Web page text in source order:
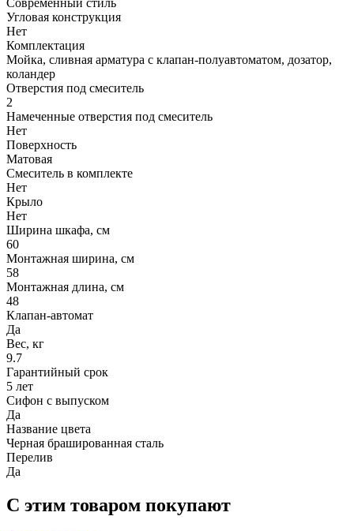
Современный стиль
Угловая конструкция
Нет
Комплектация
Мойка, сливная арматура с клапан-полуавтоматом, дозатор,
коландер
Отверстия под смеситель
2
Намеченные отверстия под смеситель
Нет
Поверхность
Матовая
Смеситель в комплекте
Нет
Крыло
Нет
Ширина шкафа, см
60
Монтажная ширина, см
58
Монтажная длина, см
48
Клапан-автомат
Да
Вес, кг
9.7
Гарантийный срок
5 лет
Сифон с выпуском
Да
Название цвета
Черная брашированная сталь
Перелив
Да
С этим товаром покупают